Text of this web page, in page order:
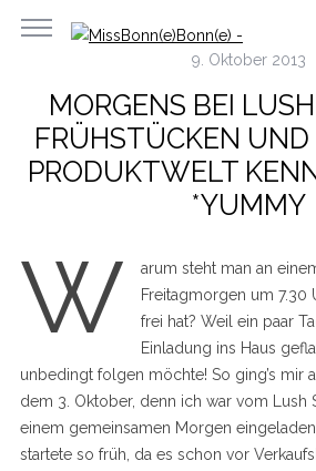
9. Oktober 2013
MORGENS BEI
FRÜHSTÜCKEN
PRODUKTWELT
*YUMMY
W
arum steht man an
Freitagmorgen um 7.30
frei hat? Weil ein paar
Einladung ins Haus
unbedingt folgen möchte! So ging’s mir
dem 3. Oktober, denn ich war vom Lush
einem gemeinsamen Morgen
startete so früh, da es schon vor